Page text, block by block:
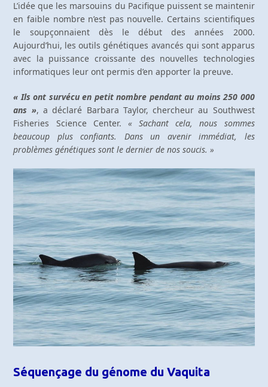
L’idée que les marsouins du Pacifique puissent se maintenir
en faible nombre n’est pas nouvelle. Certains scientifiques
le soupçonnaient dès le début des années 2000.
Aujourd’hui, les outils génétiques avancés qui sont apparus
avec la puissance croissante des nouvelles technologies
informatiques leur ont permis d’en apporter la preuve.
« Ils ont survécu en petit nombre pendant au moins 250 000
ans », a déclaré Barbara Taylor, chercheur au Southwest
Fisheries Science Center. « Sachant cela, nous sommes
beaucoup plus confiants. Dans un avenir immédiat, les
problèmes génétiques sont le dernier de nos soucis. »
Séquençage du génome du Vaquita